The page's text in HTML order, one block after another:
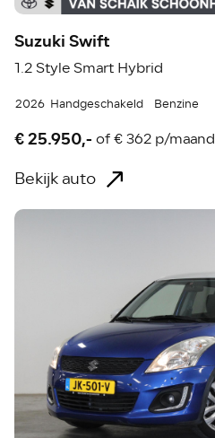
Suzuki Swift
1.2 Style Smart Hybrid
2026 Handgeschakeld Benzine
€ 25.950,- of€ 362 p/maand
Bekijk auto